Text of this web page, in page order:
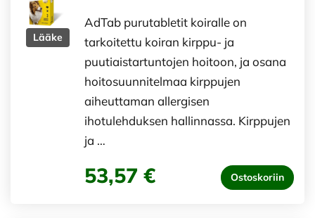
Lääke
AdTab purutabletit koiralle on
tarkoitettu koiran kirppu- ja
puutiaistartuntojen hoitoon, ja osana
hoitosuunnitelmaa kirppujen
aiheuttaman allergisen
ihotulehduksen hallinnassa. Kirppujen
ja …
53,57 € Ostoskoriin